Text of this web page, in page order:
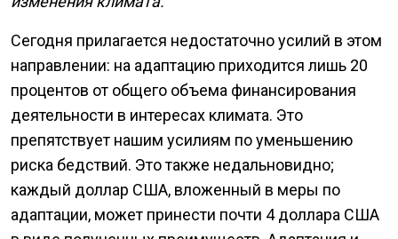
Сегодня прилагается недостаточно усилий в этом
направлении: на адаптацию приходится лишь 20
процентов от общего объема финансирования
деятельности в интересах климата. Это
препятствует нашим усилиям по уменьшению
риска бедствий. Это также недальновидно;
каждый доллар США, вложенный в меры по
адаптации, может принести почти 4 доллара США